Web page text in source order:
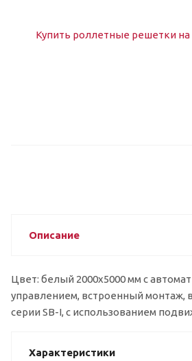
Описание
Цвет: белый 2000x5000 мм с
управлением, встроенный монтаж,
серии SB-I, с использованием
Характеристики